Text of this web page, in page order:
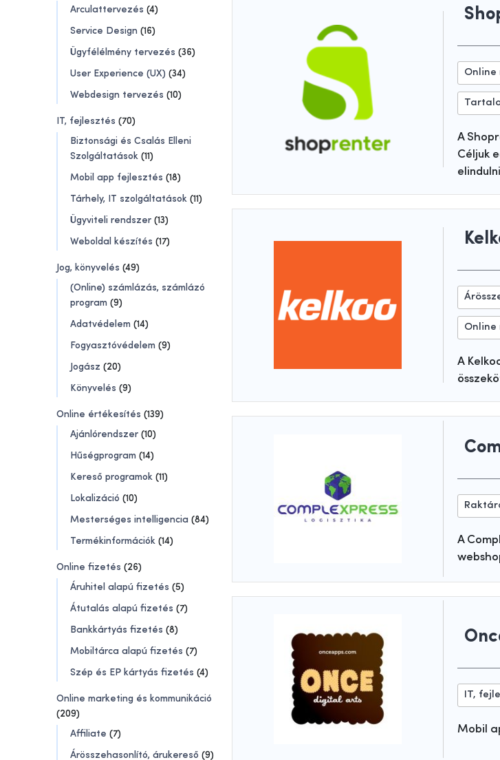
Arculattervezés (4)
Service Design (16)
Ügyfélélmény tervezés (36)
User Experience (UX) (34)
Webdesign tervezés (10)
IT, fejlesztés (70)
Biztonsági és Csalás Elleni
Szolgáltatások (11)
Mobil app fejlesztés (18)
Tárhely, IT szolgáltatások (11)
Ügyviteli rendszer (13)
Weboldal készítés (17)
Jog, könyvelés (49)
(Online) számlázás, számlázó
program (9)
Adatvédelem (14)
Fogyasztóvédelem (9)
Jogász (20)
Könyvelés (9)
Online értékesítés (139)
Ajánlórendszer (10)
Hűségprogram (14)
Kereső programok (11)
Lokalizáció (10)
Mesterséges intelligencia (84)
Termékinformációk (14)
Online fizetés (26)
Áruhitel alapú fizetés (5)
Átutalás alapú fizetés (7)
Bankkártyás fizetés (8)
Mobiltárca alapú fizetés (7)
Szép és EP kártyás fizetés (4)
Online marketing és kommunikáció
(209)
Affiliate (7)
Árösszehasonlító, árukereső (9)
Online
A
Céljuk
Online
A
A
IT,
Mobil